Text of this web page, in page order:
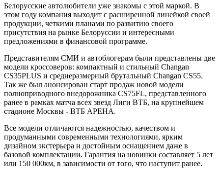
Белорусские автолюбители уже знакомы с этой маркой. В
этом году компания выходит с расширенной линейкой своей
продукции, четкими планами по развитию своего
присутствия на рынке Белоруссии и интересными
предложениями в финансовой программе.
Представителям СМИ и автоблогерам были представлены две
модели кроссоверов: компактный и стильный Changan
CS35PLUS и среднеразмерный брутальный Changan CS55.
Так же был анонсирован старт продаж новой модели
полноприводного внедорожника CS75FL, представленного
ранее в рамках матча всех звезд Лиги ВТБ, на крупнейшем
стадионе Москвы - ВТБ АРЕНА.
Все модели отличаются надежностью, качеством и
продуманными современными технологиями, ярким
дизайном экстерьера и достойным оснащением даже в
базовой комплектации. Гарантия на новинки составляет 5 лет
или 150 000км, в зависимости от того, что наступит ранее.